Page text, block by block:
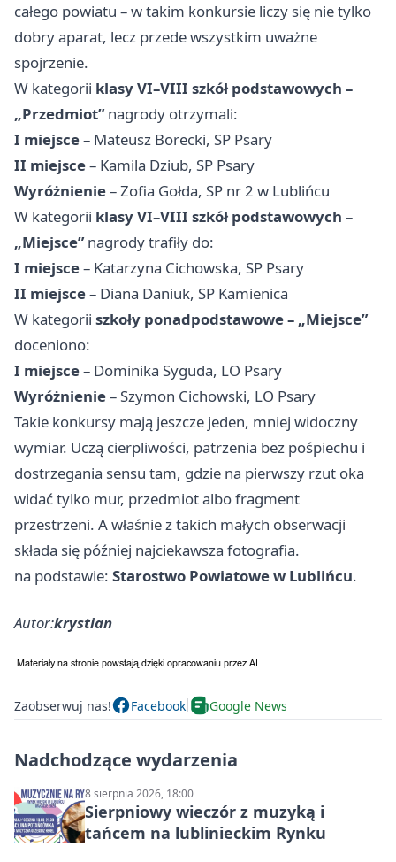
całego powiatu – w takim konkursie liczy się nie tylko
dobry aparat, lecz przede wszystkim uważne
spojrzenie.
W kategorii klasy VI–VIII szkół podstawowych –
„Przedmiot”nagrody otrzymali:
I miejsce– Mateusz Borecki, SP Psary
II miejsce– Kamila Dziub, SP Psary
Wyróżnienie– Zofia Gołda, SP nr 2 w Lublińcu
W kategorii klasy VI–VIII szkół podstawowych –
„Miejsce”nagrody trafiły do:
I miejsce– Katarzyna Cichowska, SP Psary
II miejsce– Diana Daniuk, SP Kamienica
W kategorii szkoły ponadpodstawowe – „Miejsce”
doceniono:
I miejsce– Dominika Syguda, LO Psary
Wyróżnienie– Szymon Cichowski, LO Psary
Takie konkursy mają jeszcze jeden, mniej widoczny
wymiar. Uczą cierpliwości, patrzenia bez pośpiechu i
dostrzegania sensu tam, gdzie na pierwszy rzut oka
widać tylko mur, przedmiot albo fragment
przestrzeni. A właśnie z takich małych obserwacji
składa się później najciekawsza fotografia.
na podstawie: Starostwo Powiatowe w Lublińcu.
Autor:krystian
Zaobserwuj nas! Facebook Google News
Nadchodzące wydarzenia
8 sierpnia 2026, 18:00
Sierpniowy wieczór z muzyką i
tańcem na lublinieckim Rynku